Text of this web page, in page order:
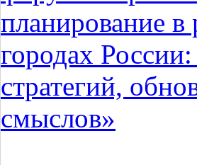
планирование в
городах
стратегий,
смыслов»